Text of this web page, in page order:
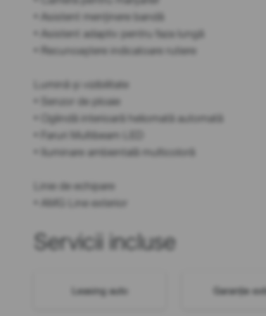
• Asistent menținere bandă
• Asistent adaptiv pentru faza lungă
• Recunoaștere indicatoare rutiere
Lumină și vizibilitate
• Senzor de ploaie
• Oglindă interioară heliomată automată
• Faruri Multibeam LED
• Iluminare ambientală multicoloră
Linie de echipare
• AMG Line exterior
Servicii incluse
Leasing auto Garanție